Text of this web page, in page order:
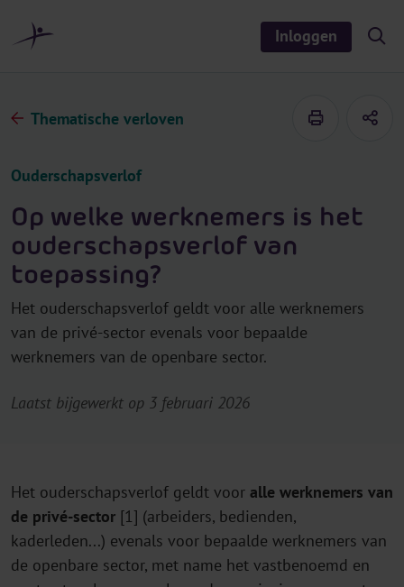
Inloggen
S
i
Thematische verloven
Ouderschapsverlof
Op welke werknemers is het
ouderschapsverlof van
toepassing?
Het ouderschapsverlof geldt voor alle werknemers
van de privé-sector evenals voor bepaalde
werknemers van de openbare sector.
Laatst bijgewerkt op 3 februari 2026
Het ouderschapsverlof geldt voor alle werknemers van
de privé-sector [1] (arbeiders, bedienden,
kaderleden...) evenals voor bepaalde werknemers van
de openbare sector, met name het vastbenoemd en